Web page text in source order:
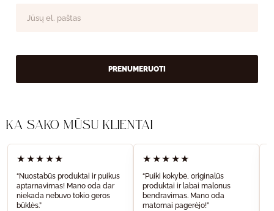
PRENUMERUOTI
KĄ SAKO MŪSŲ KLIENTAI
★★★★★
“Nuostabūs produktai ir puikus
aptarnavimas! Mano oda dar
niekada nebuvo tokio geros
būklės.”
★★★★★
“Puiki kokybė, originalūs
produktai ir labai malonus
bendravimas. Mano oda
matomai pagerėjo!”